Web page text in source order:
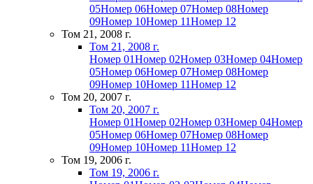
05Номер 06Номер 07Номер 08Номер
09Номер 10Номер 11Номер 12
Том 21, 2008 г.
Том 21, 2008 г.
Номер 01Номер 02Номер 03Номер 04Номер
05Номер 06Номер 07Номер 08Номер
09Номер 10Номер 11Номер 12
Том 20, 2007 г.
Том 20, 2007 г.
Номер 01Номер 02Номер 03Номер 04Номер
05Номер 06Номер 07Номер 08Номер
09Номер 10Номер 11Номер 12
Том 19, 2006 г.
Том 19, 2006 г.